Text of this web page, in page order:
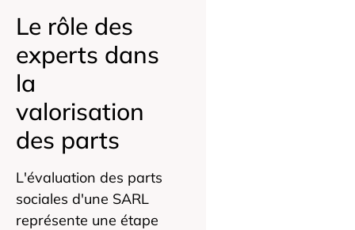
Le rôle des
experts dans
la
valorisation
des parts
L'évaluation des parts
sociales d'une SARL
représente une étape